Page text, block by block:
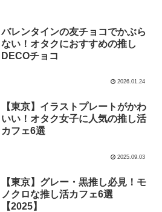
バレンタインの友チョコでかぶら
ない！オタクにおすすめの推し
DECOチョコ
2026.01.24
【東京】イラストプレートがかわ
いい！オタク女子に人気の推し活
カフェ6選
2025.09.03
【東京】グレー・黒推し必見！モ
ノクロな推し活カフェ6選
【2025】